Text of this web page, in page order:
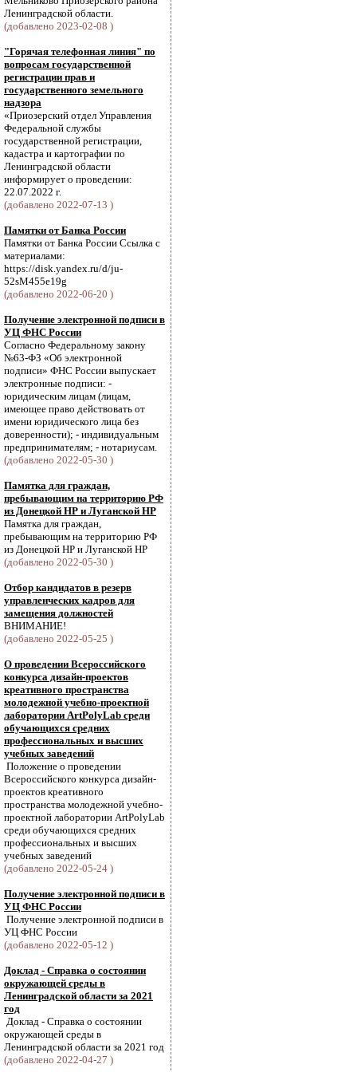
Ленинградской области.
(добавлено 2023-02-08 )
"Горячая телефонная линия" по
вопросам государственной
регистрации прав и
государственного земельного
надзора
«Приозерский отдел Управления
Федеральной службы
государственной регистрации,
кадастра и картографии по
Ленинградской области
информирует о проведении:
22.07.2022 г.
(добавлено 2022-07-13 )
Памятки от Банка России
Памятки от Банка России Ссылка с
материалами:
https://disk.yandex.ru/d/ju-
52sM455e19g
(добавлено 2022-06-20 )
Получение электронной подписи в
УЦ ФНС России
Согласно Федеральному закону
№63-ФЗ «Об электронной
подписи» ФНС России выпускает
электронные подписи: -
юридическим лицам (лицам,
имеющее право действовать от
имени юридического лица без
доверенности); - индивидуальным
предпринимателям; - нотариусам.
(добавлено 2022-05-30 )
Памятка для граждан,
пребывающим на территорию РФ
из Донецкой НР и Луганской НР
Памятка для граждан,
пребывающим на территорию РФ
из Донецкой НР и Луганской НР
(добавлено 2022-05-30 )
Отбор кандидатов в резерв
управленческих кадров для
замещения должностей
ВНИМАНИЕ!
(добавлено 2022-05-25 )
О проведении Всероссийского
конкурса дизайн-проектов
креативного пространства
молодежной учебно-проектной
лаборатории АrtPolyLab среди
обучающихся средних
профессиональных и высших
учебных заведений
Положение о проведении
Всероссийского конкурса дизайн-
проектов креативного
пространства молодежной учебно-
проектной лаборатории АrtPolyLab
среди обучающихся средних
профессиональных и высших
учебных заведений
(добавлено 2022-05-24 )
Получение электронной подписи в
УЦ ФНС России
Получение электронной подписи в
УЦ ФНС России
(добавлено 2022-05-12 )
Доклад - Справка о состоянии
окружающей среды в
Ленинградской области за 2021
год
Доклад - Справка о состоянии
окружающей среды в
Ленинградской области за 2021 год
(добавлено 2022-04-27 )